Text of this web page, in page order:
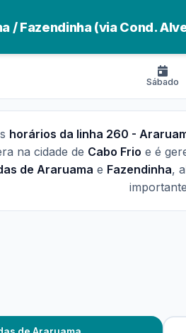
/ Fazendinha (via Cond.
Sábado
horários da linha 260 -
na cidade de Cabo Frio e é
de Araruama e Fazendinha,